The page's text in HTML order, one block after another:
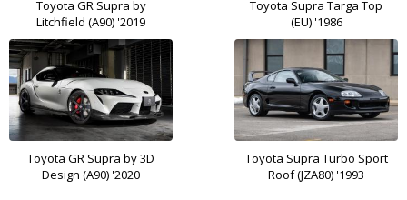
Toyota GR Supra by
Litchfield (A90) '2019
Toyota Supra Targa Top
(EU) '1986
Toyota GR Supra by 3D
Design (A90) '2020
Toyota Supra Turbo Sport
Roof (JZA80) '1993